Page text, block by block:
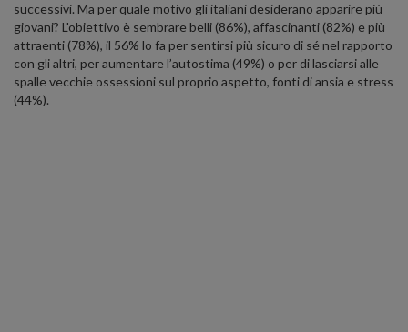
successivi. Ma per quale motivo gli italiani desiderano apparire più
giovani? L'obiettivo è sembrare belli (86%), affascinanti (82%) e più
attraenti (78%), il 56% lo fa per sentirsi più sicuro di sé nel rapporto
con gli altri, per aumentare l’autostima (49%) o per di lasciarsi alle
spalle vecchie ossessioni sul proprio aspetto, fonti di ansia e stress
(44%).